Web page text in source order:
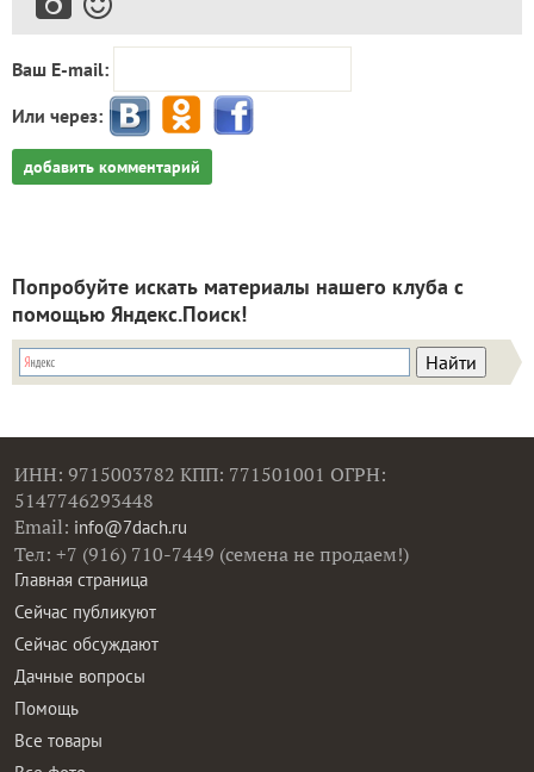
Ваш E-mail:
Или через:
добавить комментарий
Попробуйте искать материалы нашего клуба с
помощью Яндекс.Поиск!
ИНН: 9715003782 КПП: 771501001 ОГРН:
5147746293448
Email: info@7dach.ru
Тел: +7 (916) 710-7449 (семена не продаем!)
Главная страница
Сейчас публикуют
Сейчас обсуждают
Дачные вопросы
Помощь
Все товары